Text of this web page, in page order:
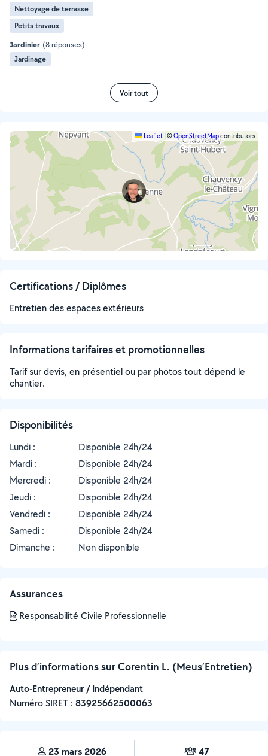
Nettoyage de terrasse
Petits travaux
Jardinier (8 réponses)
Jardinage
Voir tout
Leaflet ©OpenStreetMapcontributors
Certifications / Diplômes
Entretien des espaces extérieurs
Informations tarifaires et promotionnelles
Tarif sur devis, en présentiel ou par photos tout dépend le
chantier.
Disponibilités
Lundi :
Disponible 24h/24
Mardi :
Disponible 24h/24
Mercredi :
Disponible 24h/24
Jeudi :
Disponible 24h/24
Vendredi :
Disponible 24h/24
Samedi :
Disponible 24h/24
Dimanche :
Non disponible
Assurances
Responsabilité Civile Professionnelle
Plus d’informations sur Corentin L. (Meus’Entretien)
Auto-Entrepreneur / Indépendant
Numéro SIRET : ‍83925662500063
23 mars 2026 47